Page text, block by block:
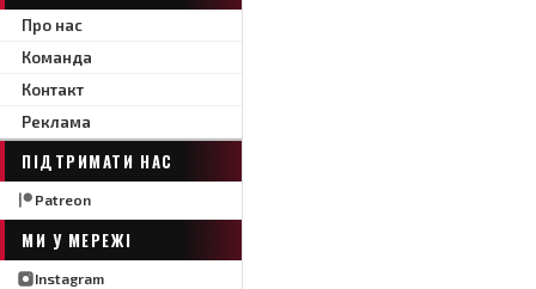
Про нас
Команда
Контакт
Реклама
ПІДТРИМАТИ НАС
Patreon
МИ У МЕРЕЖІ
Instagram